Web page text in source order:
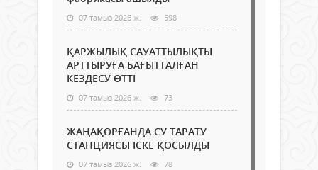
07 тамыз 2026 ж. 598
ҚАРЖЫЛЫҚ САУАТТЫЛЫҚТЫ
АРТТЫРУҒА БАҒЫТТАЛҒАН
КЕЗДЕСУ ӨТТІ
07 тамыз 2026 ж. 73
ЖАҢАҚОРҒАНДА СУ ТАРАТУ
СТАНЦИЯСЫ ІСКЕ ҚОСЫЛДЫ
07 тамыз 2026 ж. 78